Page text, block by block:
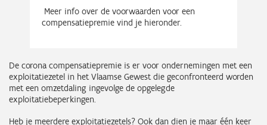
Meer info over de voorwaarden voor een
compensatiepremie vind je hieronder.
De corona compensatiepremie is er voor ondernemingen met een
exploitatiezetel in het Vlaamse Gewest die geconfronteerd worden
met een omzetdaling ingevolge de opgelegde
exploitatiebeperkingen.
Heb je meerdere exploitatiezetels? Ook dan dien je maar één keer